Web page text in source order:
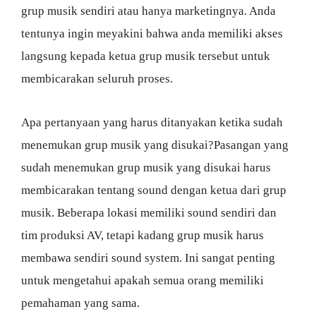
grup musik sendiri atau hanya marketingnya. Anda
tentunya ingin meyakini bahwa anda memiliki akses
langsung kepada ketua grup musik tersebut untuk
membicarakan seluruh proses.
Apa pertanyaan yang harus ditanyakan ketika sudah
menemukan grup musik yang disukai?Pasangan yang
sudah menemukan grup musik yang disukai harus
membicarakan tentang sound dengan ketua dari grup
musik. Beberapa lokasi memiliki sound sendiri dan
tim produksi AV, tetapi kadang grup musik harus
membawa sendiri sound system. Ini sangat penting
untuk mengetahui apakah semua orang memiliki
pemahaman yang sama.